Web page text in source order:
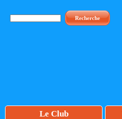
Le Club
Recherche